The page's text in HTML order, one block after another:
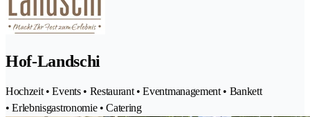
Hof-Landschi
Hochzeit • Events • Restaurant • Eventmanagement • Bankett
• Erlebnisgastronomie • Catering